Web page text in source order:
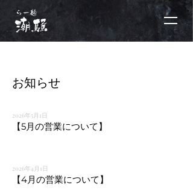
お知らせ
2026年5月1日
【5月の営業について】
2026年4月1日
【4月の営業について】